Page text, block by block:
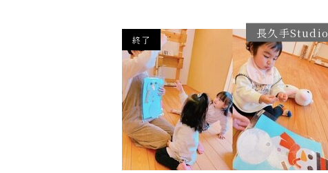
終了 長久手Studio